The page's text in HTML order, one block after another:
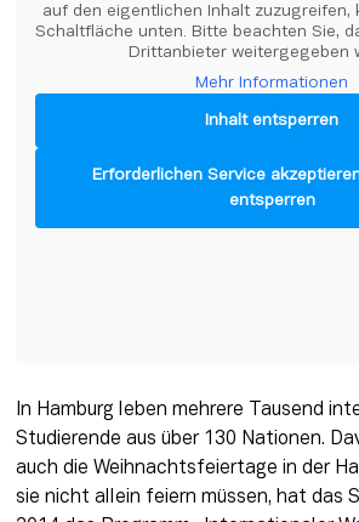
auf den eigentlichen Inhalt zuzugreifen,
Schaltfläche unten. Bitte beachten Sie,
Drittanbieter weitergegeben
Mehr Informationen
Inhalt entsperren
Erforderlichen Service
entsperren
In Hamburg leben mehrere Tausend
Studierende aus über 130 Nationen.
auch die Weihnachtsfeiertage in der
sie nicht allein feiern müssen, hat das